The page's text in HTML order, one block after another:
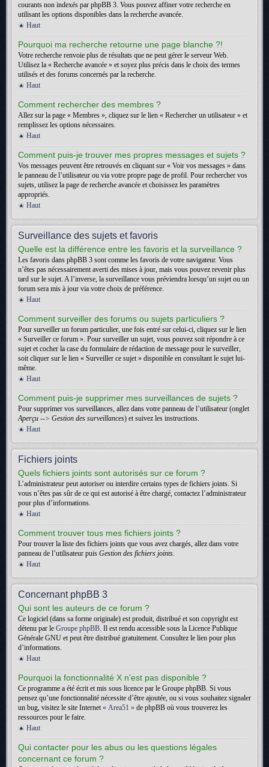
courants non indexés par phpBB 3. Vous pouvez affiner votre recherche en
utilisant les options disponibles dans la recherche avancée.
Haut
Pourquoi ma recherche retourne une page blanche ?!
Votre recherche renvoie plus de résultats que ne peut gérer le serveur Web.
Utilisez la « Recherche avancée » et soyez plus précis dans le choix des termes
utilisés et des forums concernés par la recherche.
Haut
Comment rechercher des membres ?
Allez sur la page « Membres », cliquez sur le lien « Rechercher un utilisateur » et
remplissez les options nécessaires.
Haut
Comment puis-je trouver mes propres messages et sujets ?
Vos messages peuvent être retrouvés en cliquant sur « Voir vos messages » dans
le panneau de l’utilisateur ou via votre propre page de profil. Pour rechercher vos
sujets, utilisez la page de recherche avancée et choisissez les paramètres
appropriés.
Haut
Surveillance des sujets et favoris
Quelle est la différence entre les favoris et la surveillance ?
Les favoris dans phpBB 3 sont comme les favoris de votre navigateur. Vous
n’êtes pas nécessairement averti des mises à jour, mais vous pouvez revenir plus
tard sur le sujet. A l’inverse, la surveillance vous préviendra lorsqu’un sujet ou un
forum sera mis à jour via votre choix de préférence.
Haut
Comment surveiller des forums ou sujets particuliers ?
Pour surveiller un forum particulier, une fois entré sur celui-ci, cliquez sur le lien
« Surveiller ce forum ». Pour surveiller un sujet, vous pouvez soit répondre à ce
sujet et cocher la case du formulaire de rédaction de message pour le surveiller,
soit cliquer sur le lien « Surveiller ce sujet » disponible en consultant le sujet lui-
même.
Haut
Comment puis-je supprimer mes surveillances de sujets ?
Pour supprimer vos surveillances, allez dans votre panneau de l’utilisateur (onglet
Aperçu --> Gestion des surveillances) et suivez les instructions.
Haut
Fichiers joints
Quels fichiers joints sont autorisés sur ce forum ?
L’administrateur peut autoriser ou interdire certains types de fichiers joints. Si
vous n’êtes pas sûr de ce qui est autorisé à être chargé, contactez l’administrateur
pour plus d’informations.
Haut
Comment trouver tous mes fichiers joints ?
Pour trouver la liste des fichiers joints que vous avez chargés, allez dans votre
panneau de l’utilisateur puis Gestion des fichiers joints.
Haut
Concernant phpBB 3
Qui sont les auteurs de ce forum ?
Ce logiciel (dans sa forme originale) est produit, distribué et son copyright est
détenu par le Groupe phpBB. Il est rendu accessible sous la Licence Publique
Générale GNU et peut être distribué gratuitement. Consultez le lien pour plus
d’informations.
Haut
Pourquoi la fonctionnalité X n’est pas disponible ?
Ce programme a été écrit et mis sous licence par le Groupe phpBB. Si vous
pensez qu’une fonctionnalité nécessite d’être ajoutée, ou si vous souhaitez signaler
un bug, visitez le site Internet« Area51 » de phpBB où vous trouverez les
ressources pour le faire.
Haut
Qui contacter pour les abus ou les questions légales
concernant ce forum ?